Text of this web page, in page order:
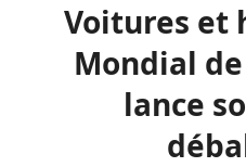
Voitures et
Mondial de
lance